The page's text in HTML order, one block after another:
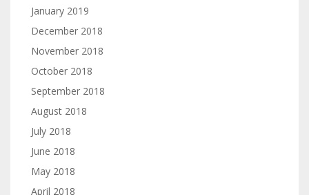
January 2019
December 2018
November 2018
October 2018
September 2018
August 2018
July 2018
June 2018
May 2018
April 2018